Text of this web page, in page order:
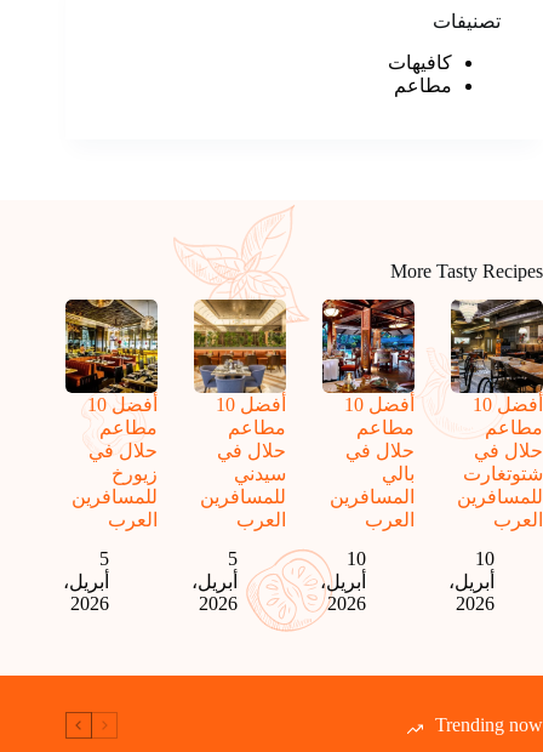
تصنيفات
كافيهات
مطاعم
More Tasty Recipes
أفضل 10
مطاعم
حلال في
شتوتغارت
للمسافرين
العرب
10
أبريل،
2026
أفضل 10
مطاعم
حلال في
بالي
المسافرين
العرب
10
أبريل،
2026
أفضل 10
مطاعم
حلال في
سيدني
للمسافرين
العرب
5
أبريل،
2026
أفضل 10
مطاعم
حلال في
زيورخ
للمسافرين
العرب
5
أبريل،
2026
Trending now